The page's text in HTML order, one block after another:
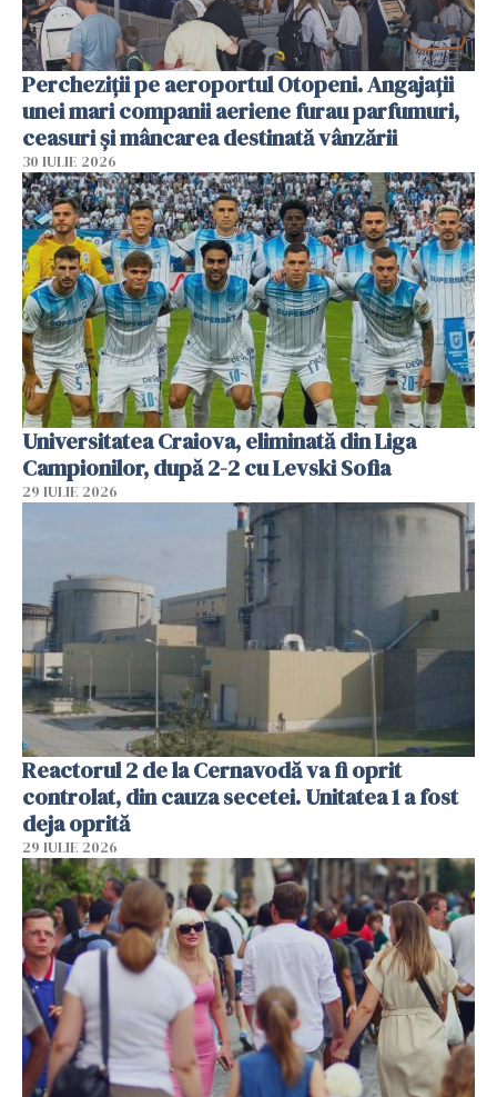
Percheziții pe aeroportul Otopeni. Angajații
unei mari companii aeriene furau parfumuri,
ceasuri și mâncarea destinată vânzării
30 IULIE 2026
Universitatea Craiova, eliminată din Liga
Campionilor, după 2-2 cu Levski Sofia
29 IULIE 2026
Reactorul 2 de la Cernavodă va fi oprit
controlat, din cauza secetei. Unitatea 1 a fost
deja oprită
29 IULIE 2026